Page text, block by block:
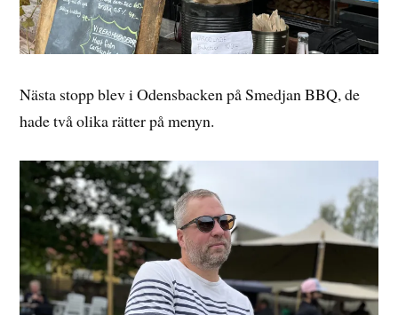
Nästa stopp blev i Odensbacken på Smedjan BBQ, de
hade två olika rätter på menyn.